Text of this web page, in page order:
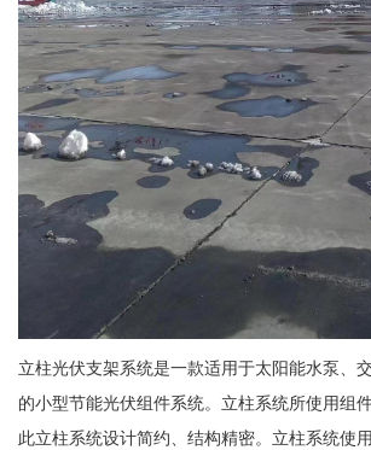
立柱光伏支架系统是一款适用于太阳能水泵、
的小型节能光伏组件系统。立柱系统所使用组
此立柱系统设计简约、结构精密。立柱系统使